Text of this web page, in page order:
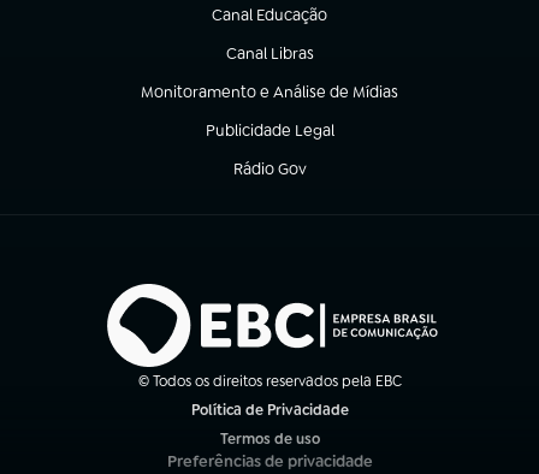
Canal Educação
(abre em nova aba)
Canal Libras
(abre em nova aba)
Monitoramento e Análise de Mídias
(abre em nova aba)
Publicidade Legal
(abre em nova aba)
Rádio Gov
(abre em nova aba)
© Todos os direitos reservados pela EBC
Política de Privacidade
Termos de uso
(abre em nova aba)
Preferências de privacidade